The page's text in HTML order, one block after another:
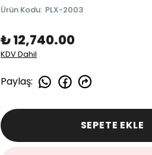
Ürün Kodu: PLX-2003
₺ 12,740.00
KDV Dahil
Paylaş:
SEPETE EKLE